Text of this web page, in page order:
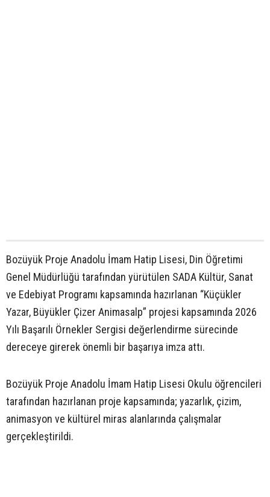
Bozüyük Proje Anadolu İmam Hatip Lisesi, Din Öğretimi
Genel Müdürlüğü tarafından yürütülen SADA Kültür, Sanat
ve Edebiyat Programı kapsamında hazırlanan “Küçükler
Yazar, Büyükler Çizer Animasalp” projesi kapsamında 2026
Yılı Başarılı Örnekler Sergisi değerlendirme sürecinde
dereceye girerek önemli bir başarıya imza attı.
Bozüyük Proje Anadolu İmam Hatip Lisesi Okulu öğrencileri
tarafından hazırlanan proje kapsamında; yazarlık, çizim,
animasyon ve kültürel miras alanlarında çalışmalar
gerçekleştirildi.